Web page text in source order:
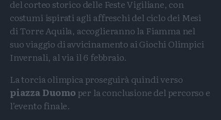
del corteo storico delle Feste Vigiliane, con
costumi ispirati agli affreschi del ciclo dei Mesi
di Torre Aquila, accoglieranno la Fiamma nel
suo viaggio di avvicinamento ai Giochi Olimpici
Invernali, al via il 6 febbraio.
La torcia olimpica proseguirà quindi verso
piazza Duomoper la conclusione del percorso e
l’evento finale.